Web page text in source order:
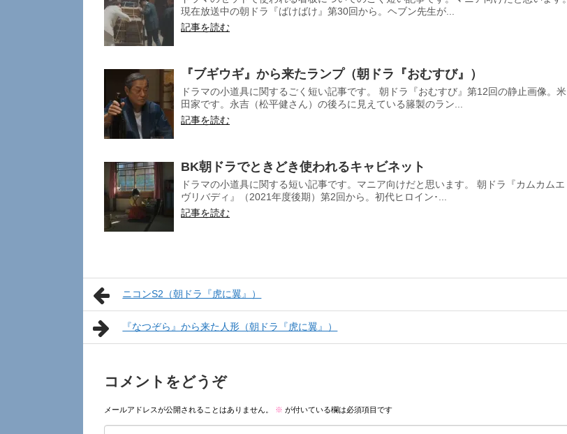
現在放送中の朝ドラ『ばけばけ』第30回から。ヘブン先生が...
記事を読む
『ブギウギ』から来たランプ（朝ドラ『おむすび』）
ドラマの小道具に関するごく短い記事です。 朝ドラ『おむすび』第12回の静止画像。米
田家です。永吉（松平健さん）の後ろに見えている籐製のラン...
記事を読む
BK朝ドラでときどき使われるキャビネット
ドラマの小道具に関する短い記事です。マニア向けだと思います。 朝ドラ『カムカムエ
ヴリバディ』（2021年度後期）第2回から。初代ヒロイン･...
記事を読む
ニコンS2（朝ドラ『虎に翼』）
『なつぞら』から来た人形（朝ドラ『虎に翼』）
コメントをどうぞ
メールアドレスが公開されることはありません。 ※ が付いている欄は必須項目です